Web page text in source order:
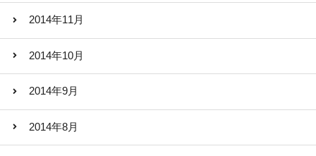
2014年11月
2014年10月
2014年9月
2014年8月